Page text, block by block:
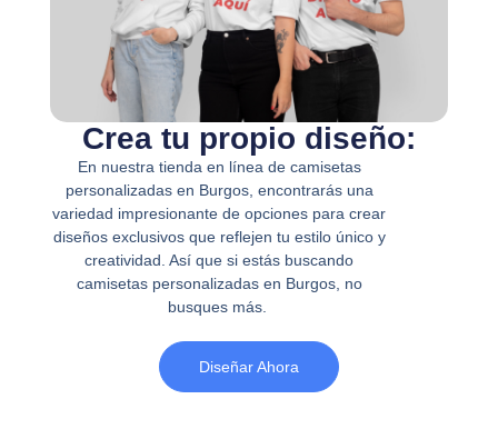
Crea tu propio diseño:
En nuestra tienda en línea de camisetas
personalizadas en Burgos, encontrarás una
variedad impresionante de opciones para crear
diseños exclusivos que reflejen tu estilo único y
creatividad. Así que si estás buscando
camisetas personalizadas en Burgos, no
busques más.
Diseñar Ahora